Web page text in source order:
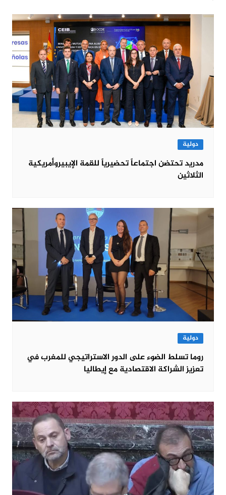
دولية
مدريد تحتضن اجتماعاً تحضيرياً للقمة الإيبيروأمريكية
الثلاثين
دولية
روما تسلط الضوء على الدور الاستراتيجي للمغرب في
تعزيز الشراكة الاقتصادية مع إيطاليا